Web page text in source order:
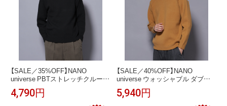
【SALE／35%OFF】NANO
universe PBTストレッチクルーネ
ックニット ナノユニバース トッ
プス ニット ネイビー ブラック ブ
4,790円
【SALE／40%OFF】NANO
universe ウォッシャブル ダブル
フェイスニット ナノユニバース
トップス ニット ベージュ ブラッ
5,940円